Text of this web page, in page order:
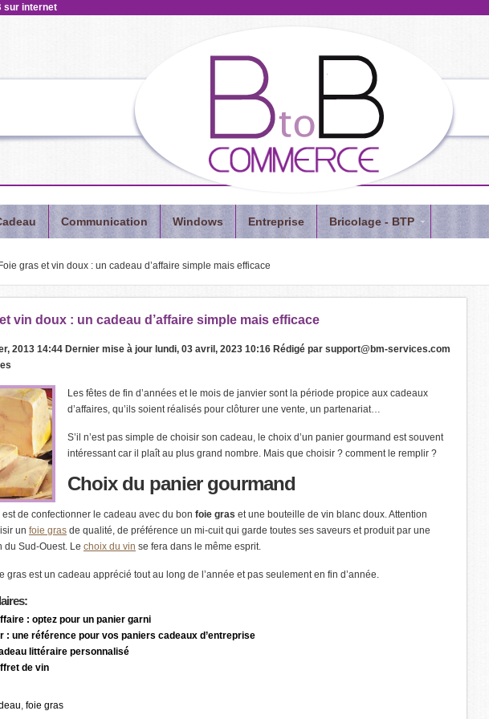
sur internet
Communication Windows Entreprise Bricolage - BTP
Foie gras et vin doux : un cadeau d’affaire simple mais efficace
vin doux : un cadeau d’affaire simple mais efficace
2013 14:44 Dernier mise à jour lundi, 03 avril, 2023 10:16 Rédigé par support@bm-services.com
Les fêtes de fin d’années et le mois de janvier sont la période propice aux cadeaux
d’affaires, qu’ils soient réalisés pour clôturer une vente, un partenariat…
S’il n’est pas simple de choisir son cadeau, le choix d’un panier gourmand est souvent
intéressant car il plaît au plus grand nombre. Mais que choisir ? comment le remplir ?
Choixdu panier gourmand
est de confectionner le cadeau avec du bon foie gras et une bouteille de vin blanc doux. Attention
un foie gras de qualité, de préférence un mi-cuit qui garde toutes ses saveurs et produit par une
du Sud-Ouest. Le choix du vin se fera dans le même esprit.
gras est un cadeau apprécié tout au long de l’année et pas seulement en fin d’année.
: optez pour un panier garni
: une référence pour vos paniers cadeaux d’entreprise
littéraire personnalisé
de vin
, foie gras